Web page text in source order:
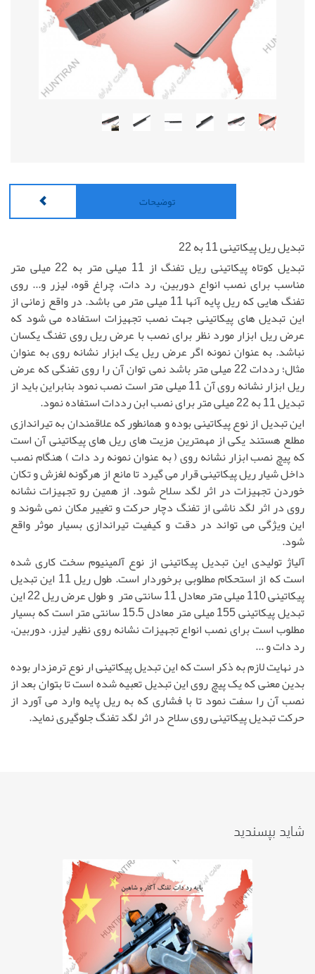
توضیحات
تبدیل ریل پیکاتینی 11 به 22
تبدیل کوتاه پیکاتینی ریل تفنگ از 11 میلی متر به 22 میلی متر
مناسب برای نصب انواع دوربین، رد دات، چراغ قوه، لیزر و... روی
تفنگ هایی که ریل پایه آنها 11 میلی متر می باشد. در واقع زمانی از
این تبدیل های پیکاتینی جهت نصب تجهیزات استفاده می شود که
عرض ریل ابزار مورد نظر برای نصب با عرض ریل روی تفنگ یکسان
نباشد. به عنوان نمونه اگر عرض ریل یک ابزار نشانه روی به عنوان
مثال؛ رددات 22 میلی متر باشد نمی توان آن را روی تفنگی که عرض
ریل ابزار نشانه روی آن 11 میلی متر است نصب نمود بنابراین باید از
تبدیل 11 به 22 میلی متر برای نصب ابن رددات استفاده نمود.
این تبدیل از نوع پیکاتینی بوده و همانطور که علاقمندان به تیراندازی
مطلع هستندیکی از مهمترین مزیت های ریل های پیکاتینی آن است
که پیچ نصب ابزار نشانه روی ( به عنوان نمونه رد دات ) هنگام نصب
داخل شیار ریل پیکاتینی قرار می گیرد تا مانع از هرگونه لغزش و تکان
خوردن تجهیزات در اثر لگد سلاح شود. از همین رو تجهیزات نشانه
روی در اثر لگد ناشی از تفنگ دچار حرکت و تغییر مکان نمی شوند و
این ویژگی می تواند در دقت و کیفیت تیراندازی بسیار موثر واقع
شود.
آلیاژ تولیدی این تبدیل پیکاتینی از نوع آلمینیوم سخت کاری شده
است که از استحکام مطلوبی برخوردار است. طول ریل 11 این تبدیل
پیکاتینی 110 میلی متر معادل 11 سانتی متر و طول عرض ریل 22 این
تبدیل پیکاتینی 155 میلی متر معادل 15.5 سانتی متر است که بسیار
مطلوب است برای نصب انواع تجهیزات نشانه روی نظیر لیزر، دوربین،
رد دات و ...
در نهایت لازم به ذکر است که این تبدیل پیکاتینی ار نوع ترمزدار بوده
بدین معنی که یک پیچ روی این تبدیل تعبیه شده است تا بتوان بعد از
نصب آن را سفت نمود تا با فشاری که به ریل پایه وارد می آورد از
حرکت تبدیل پیکاتینی روی سلاح در اثر لگد تفنگ جلوگیری نماید.
شاید بپسندید